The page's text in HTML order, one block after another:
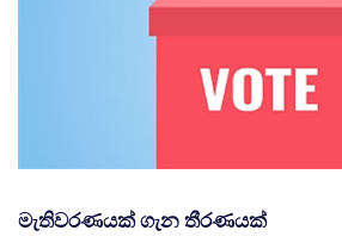
මැතිවරණයක් ගැන තීරණයක්